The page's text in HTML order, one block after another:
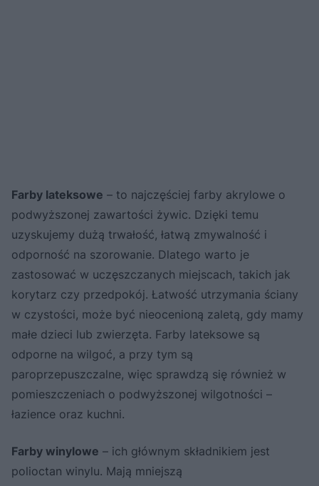
Farby lateksowe – to najczęściej farby akrylowe o
podwyższonej zawartości żywic. Dzięki temu
uzyskujemy dużą trwałość, łatwą zmywalność i
odporność na szorowanie. Dlatego warto je
zastosować w uczęszczanych miejscach, takich jak
korytarz czy przedpokój. Łatwość utrzymania ściany
w czystości, może być nieocenioną zaletą, gdy mamy
małe dzieci lub zwierzęta. Farby lateksowe są
odporne na wilgoć, a przy tym są
paroprzepuszczalne, więc sprawdzą się również w
pomieszczeniach o podwyższonej wilgotności –
łazience oraz kuchni.
Farby winylowe – ich głównym składnikiem jest
polioctan winylu. Mają mniejszą